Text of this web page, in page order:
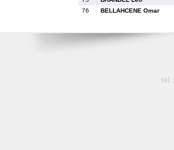
76
BELLAHCENE Omar
tél :